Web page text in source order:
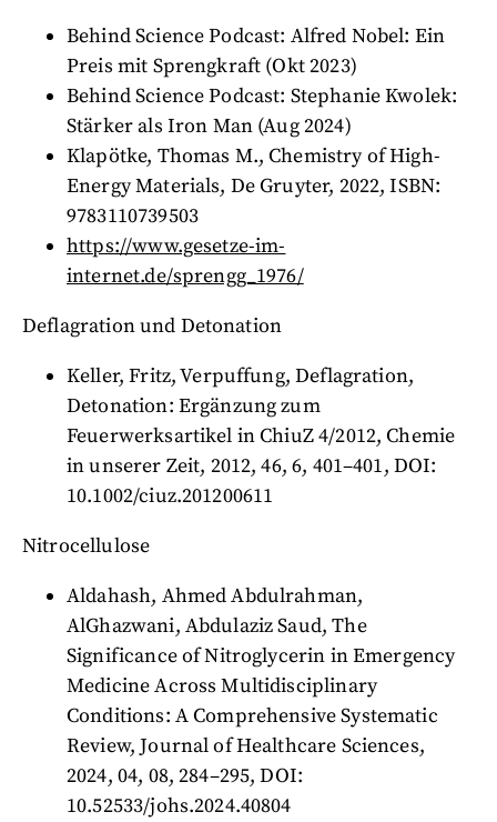
Behind Science Podcast: Alfred Nobel: Ein
Preis mit Sprengkraft (Okt 2023)
Behind Science Podcast: Stephanie Kwolek:
Stärker als Iron Man (Aug 2024)
Klapötke, Thomas M., Chemistry of High-
Energy Materials, De Gruyter, 2022, ISBN:
9783110739503
https://www.gesetze-im-
internet.de/sprengg_1976/
Deflagration und Detonation
Keller, Fritz, Verpuffung, Deflagration,
Detonation: Ergänzung zum
Feuerwerksartikel in ChiuZ 4/2012, Chemie
in unserer Zeit, 2012, 46, 6, 401–401, DOI:
10.1002/ciuz.201200611
Nitrocellulose
Aldahash, Ahmed Abdulrahman,
AlGhazwani, Abdulaziz Saud, The
Significance of Nitroglycerin in Emergency
Medicine Across Multidisciplinary
Conditions: A Comprehensive Systematic
Review, Journal of Healthcare Sciences,
2024, 04, 08, 284–295, DOI:
10.52533/johs.2024.40804